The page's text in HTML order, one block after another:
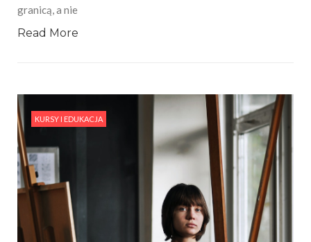
granicą, a nie
Read More
KURSY I EDUKACJA